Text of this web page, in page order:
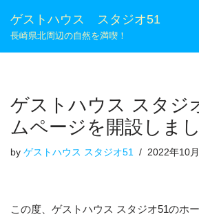
コ
ン
ツ
へ
ス
キ
ゲストハウス スタジオ51
長崎県北周辺の自然を満喫！
ゲストハウス スタ
ムページを開設しまし
by ゲストハウス スタジオ51 2022年10
この度、ゲストハウス スタジオ51のホ